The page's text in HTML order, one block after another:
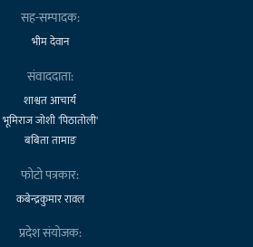
सह-सम्पादक:
भीम देवान
संवाददाता:
शाश्वत आचार्य
भूमिराज जोशी 'पिठातोली'
बबिता तामाङ
फोटो पत्रकार:
कबेन्द्रकुमार रावल
प्रदेश संयोजक: